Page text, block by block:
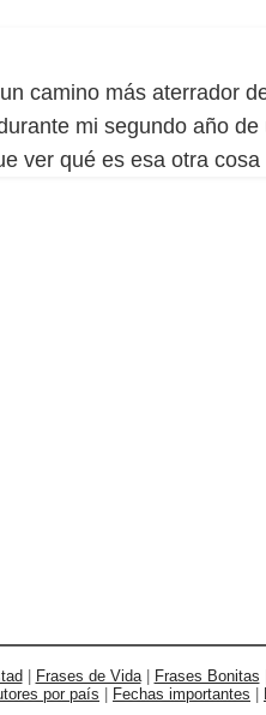
camino más aterrador
mi segundo año de
ver qué es esa otra
| Frases de Vida| Frases Bonitas
por país | Fechas importantes |